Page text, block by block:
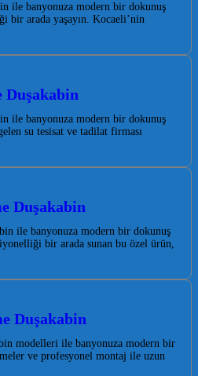
ile banyonuza modern bir dokunuş
bir arada yaşayın. Kocaeli’nin
Duşakabin
ile banyonuza modern bir dokunuş
su tesisat ve tadilat firması
Duşakabin
ile banyonuza modern bir dokunuş
bir arada sunan bu özel ürün,
Duşakabin
modelleri ile banyonuza modern bir
ve profesyonel montaj ile uzun